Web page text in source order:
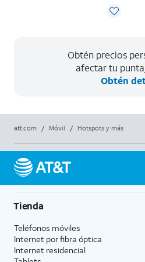
Obtén precios
afectar tu
Obtén
att.com / Móvil / Hotspots y más
Tienda
Teléfonos móviles
Internet por fibra óptica
Internet residencial